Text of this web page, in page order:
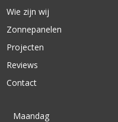
Wie zijn wij
Zonnepanelen
Projecten
Reviews
Contact
Maandag